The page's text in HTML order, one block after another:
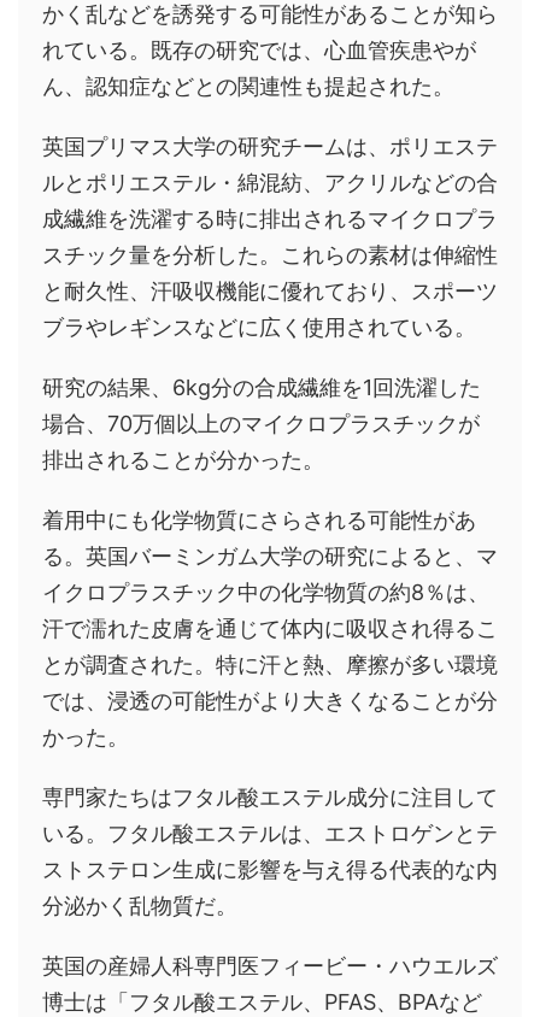
かく乱などを誘発する可能性があることが知ら
れている。既存の研究では、心血管疾患やが
ん、認知症などとの関連性も提起された。
英国プリマス大学の研究チームは、ポリエステ
ルとポリエステル・綿混紡、アクリルなどの合
成繊維を洗濯する時に排出されるマイクロプラ
スチック量を分析した。これらの素材は伸縮性
と耐久性、汗吸収機能に優れており、スポーツ
ブラやレギンスなどに広く使用されている。
研究の結果、6kg分の合成繊維を1回洗濯した
場合、70万個以上のマイクロプラスチックが
排出されることが分かった。
着用中にも化学物質にさらされる可能性があ
る。英国バーミンガム大学の研究によると、マ
イクロプラスチック中の化学物質の約8％は、
汗で濡れた皮膚を通じて体内に吸収され得るこ
とが調査された。特に汗と熱、摩擦が多い環境
では、浸透の可能性がより大きくなることが分
かった。
専門家たちはフタル酸エステル成分に注目して
いる。フタル酸エステルは、エストロゲンとテ
ストステロン生成に影響を与え得る代表的な内
分泌かく乱物質だ。
英国の産婦人科専門医フィービー・ハウエルズ
博士は「フタル酸エステル、PFAS、BPAなど